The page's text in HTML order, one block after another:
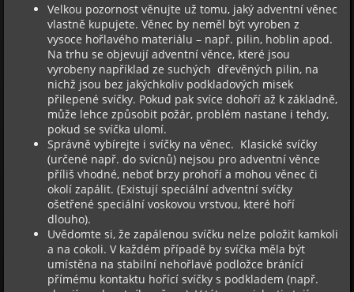
Velkou pozornost věnujte už tomu, jaký adventní věnec
vlastně kupujete. Věnec by neměl být vyroben z
vysoce hořlavého materiálu – např. pilin, hoblin apod.
Na trhu se objevují adventní věnce, které jsou
vyrobeny například ze suchých dřevěných pilin, na
nichž jsou bez jakýchkoliv podkladových misek
přilepené svíčky. Pokud pak svíce dohoří až k základně,
může lehce způsobit požár, problém nastane i tehdy,
pokud se svíčka ulomí.
Správně vybírejte i svíčky na věnec. Klasické svíčky
(určené např. do svícnů) nejsou pro adventní věnce
příliš vhodné, neboť brzy prohoří a mohou věnec či
okolí zapálit. (Existují speciální adventní svíčky
ošetřené speciální voskovou vrstvou, které hoří
dlouho).
Uvědomte si, že zapálenou svíčku nelze položit kamkoli
a na cokoli. V každém případě by svíčka měla být
umístěna na stabilní nehořlavé podložce bránící
přímému kontaktu hořící svíčky s podkladem (např.